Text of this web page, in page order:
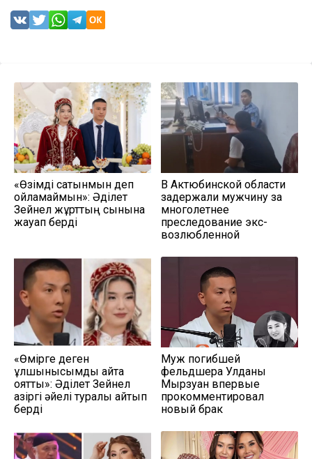
«Өзімді сатқынмын деп
ойламаймын»: Әділет
Зейнел жұрттың сынына
жауап берді
В Актюбинской области
задержали мужчину за
многолетнее
преследование экс-
возлюбленной
«Өмірге деген
құлшынысымды қайта
оятты»: Әділет Зейнел
қазіргі әйелі туралы айтып
берді
Муж погибшей
фельдшера Улданы
Мырзуан впервые
прокомментировал
новый брак